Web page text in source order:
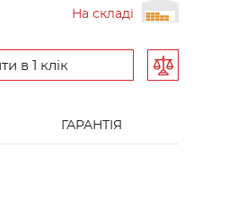
На складі
в 1 клік
ГАРАНТІЯ